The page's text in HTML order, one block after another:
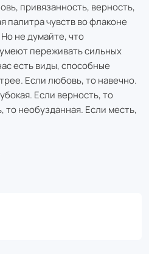
привязанность, верность,
палитра чувств во флаконе
не думайте, что
переживать сильных
есть виды, способные
Если любовь, то навечно.
Если верность, то
то необузданная. Если месть,